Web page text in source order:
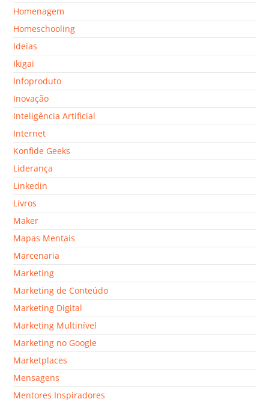
Homenagem
Homeschooling
Ideias
Ikigai
Infoproduto
Inovação
Inteligência Artificial
Internet
Konfide Geeks
Liderança
Linkedin
Livros
Maker
Mapas Mentais
Marcenaria
Marketing
Marketing de Conteúdo
Marketing Digital
Marketing Multinível
Marketing no Google
Marketplaces
Mensagens
Mentores Inspiradores